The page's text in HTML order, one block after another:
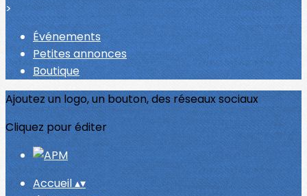
>
Événements
Petites annonces
Boutique
Ajoutez un logo, un bouton, des réseaux sociaux
Cliquez pour éditer
Accueil▴▾